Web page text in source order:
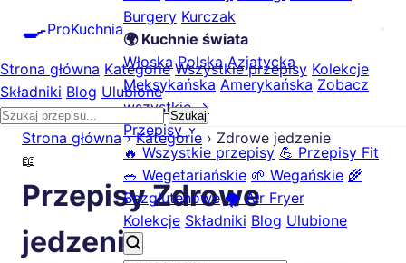
🍳ProKuchnia
Burgery Kurczak
🌍 Kuchnie świata
Włoska Polska Azjatycka
Meksykańska Amerykańska Zobacz
wszystkie →
Przepisy
🔥 Wszystkie przepisy 💪 Przepisy Fit
🥗 Wegetariańskie 🌱 Wegańskie 🌾
Bezglutenowe 🌪️ Air Fryer
Kolekcje Składniki Blog Ulubione
Strona główna Kategorie Wszystkie przepisy Kolekcje
Składniki Blog Ulubione
Szukaj
Strona główna › Kategorie › Zdrowe jedzenie
📖
Przepisy Zdrowe
jedzenie